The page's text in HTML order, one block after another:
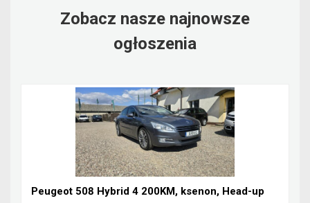
Zobacz nasze najnowsze
ogłoszenia
Peugeot 508 Hybrid 4 200KM, ksenon, Head-up